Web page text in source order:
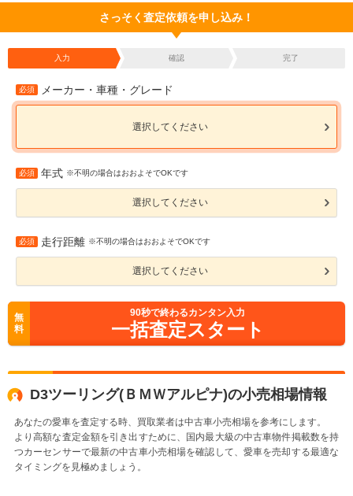
さっそく査定依頼を申し込み！
入力 確認 完了
必須 メーカー・車種・グレード
選択してください
必須 年式 ※不明の場合はおおよそでOKです
選択してください
必須 走行距離 ※不明の場合はおおよそでOKです
選択してください
無
料
90秒で終わるカンタン入力
一括査定スタート
D3ツーリング(ＢＭＷアルピナ)の小売相場情報
あなたの愛車を査定する時、買取業者は中古車小売相場を参考にします。
より高額な査定金額を引き出すために、国内最大級の中古車物件掲載数を持
つカーセンサーで最新の中古車小売相場を確認して、愛車を売却する最適な
タイミングを見極めましょう。